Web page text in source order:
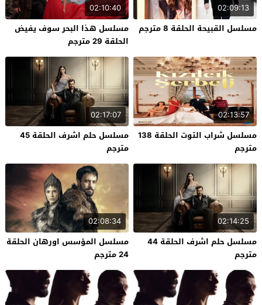
02:09:13
مسلسل القبيحة الحلقة 8 مترجم
02:10:40
مسلسل هذا البحر سوف يفيض
الحلقة 29 مترجم
02:13:57
مسلسل شراب التوت الحلقة 138
مترجم
02:17:07
مسلسل حلم اشرف الحلقة 45
مترجم
02:14:25
مسلسل حلم اشرف الحلقة 44
مترجم
02:08:34
مسلسل المؤسس اورهان الحلقة
24 مترجم